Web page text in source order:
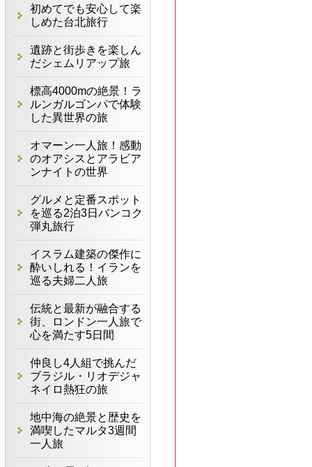
初めてでも安心して楽
しめた台北旅行
遺跡と街歩きを楽しん
だシェムリアップ旅
標高4000mの絶景！ラ
ルンガルゴンパで体験
した異世界の旅
オマーン一人旅！感動
のオアシスとアラビア
ンナイトの世界
グルメと定番スポット
を巡る2泊3日バンコク
弾丸旅行
イスラム建築の傑作に
酔いしれる！イランを
巡る夫婦二人旅
伝統と最新が融合する
街、ロンドン一人旅で
心を満たす5日間
仲良し4人組で挑んだ
ブラジル・リオデジャ
ネイロ熱狂の旅
地中海の絶景と歴史を
満喫したマルタ3週間
一人旅